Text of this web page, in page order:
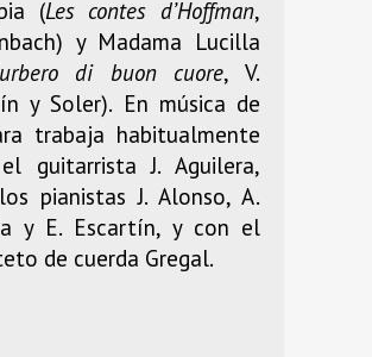
(Les contes d’Hoffman,
y Madama Lucilla
di buon cuore, V.
y Soler). En música de
trabaja habitualmente
guitarrista J. Aguilera,
pianistas J. Alonso, A.
y E. Escartín, y con el
de cuerda Gregal.